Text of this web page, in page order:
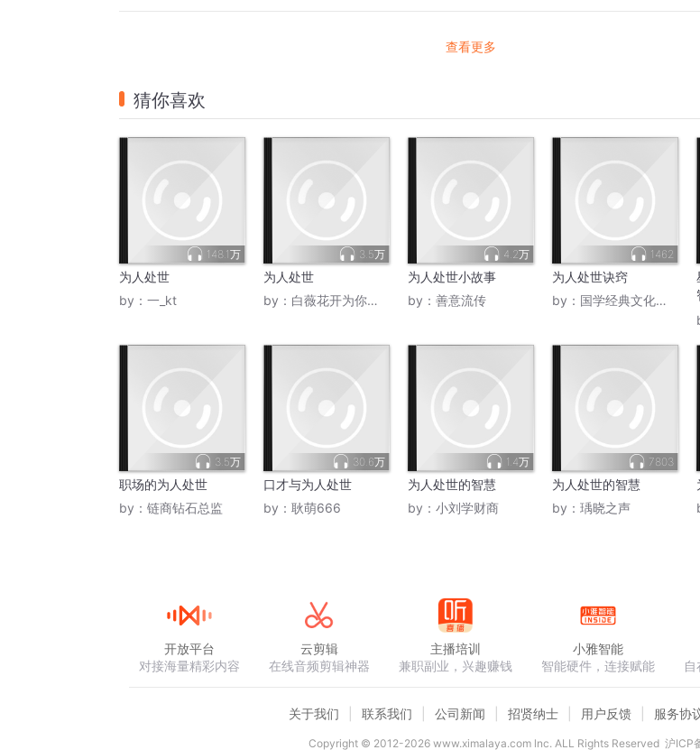
查看更多
猜你喜欢
148.1万
为人处世
by： 一_kt
3.5万
为人处世
by： 白薇花开为你诵读
4.2万
为人处世小故事
by： 善意流传
1462
为人处世诀窍
by： 国学经典文化传媒
3.5万
职场的为人处世
by： 链商钻石总监
30.6万
口才与为人处世
by： 耿萌666
1.4万
为人处世的智慧
by： 小刘学财商
7803
为人处世的智慧
by： 瑀晓之声
开放平台
对接海量精彩内容
云剪辑
在线音频剪辑神器
主播培训
兼职副业，兴趣赚钱
小雅智能
智能硬件，连接赋能
关于我们 联系我们 公司新闻 招贤纳士 用户反馈 服务协
Copyright © 2012-2026www.ximalaya.com lnc. ALL Rights Reserved 沪ICP